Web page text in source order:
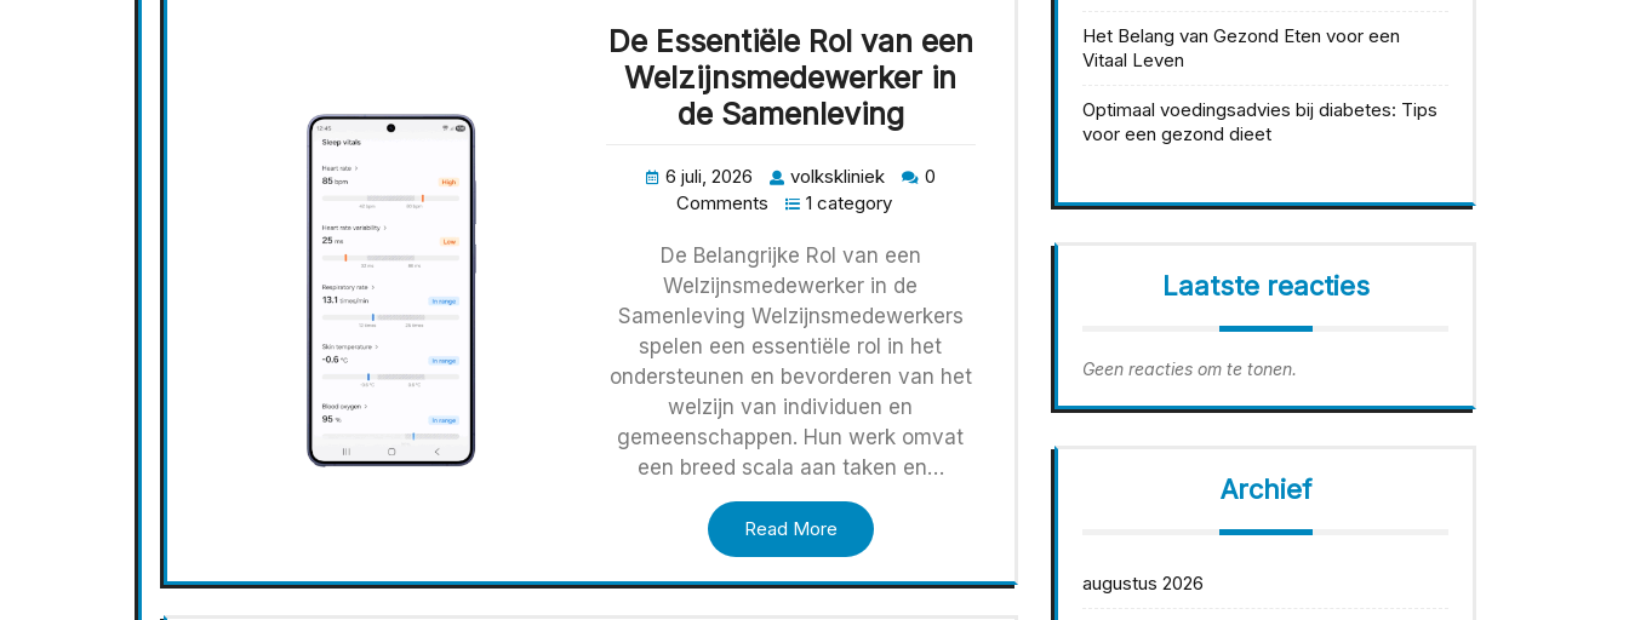
De Essentiële Rol van een
Welzijnsmedewerker in
de Samenleving
6 juli, 2026 volkskliniek
0
Comments
1 category
De Belangrijke Rol van een
Welzijnsmedewerker in de
Samenleving Welzijnsmedewerkers
spelen een essentiële rol in het
ondersteunen en bevorderen van het
welzijn van individuen en
gemeenschappen. Hun werk omvat
een breed scala aan taken en…
Read More
Het Belang van Gezond Eten voor een
Vitaal Leven
Optimaal voedingsadvies bij diabetes: Tips
voor een gezond dieet
Laatste reacties
Geen reacties om te tonen.
Archief
augustus 2026